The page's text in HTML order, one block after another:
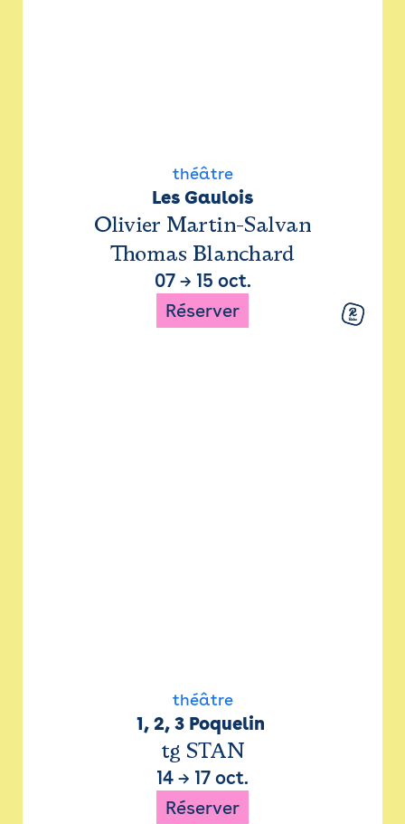
théâtre
Les Gaulois
Olivier Martin-Salvan
Thomas Blanchard
07→ 15 oct.
Réserver
théâtre
1, 2, 3 Poquelin
tg STAN
14 → 17 oct.
Réserver